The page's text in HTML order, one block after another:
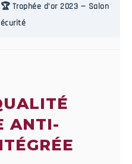
🏆 Trophée d'or 2023 — Salon
ANTI-